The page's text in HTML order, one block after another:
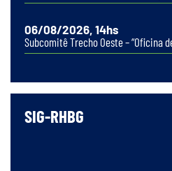
06/08/2026, 14hs
Subcomitê Trecho Oeste – “Oficina
SIG-RHBG